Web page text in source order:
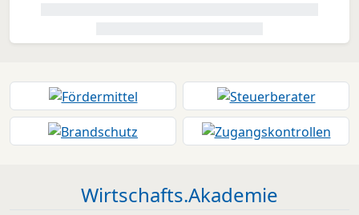
Wirtschafts.Akademie